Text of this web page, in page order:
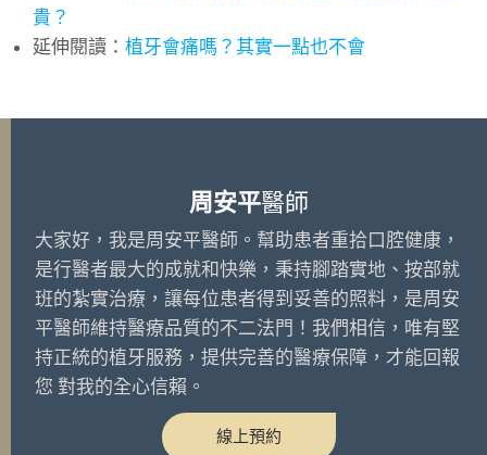
貴？
延伸閱讀： 植牙會痛嗎？其實一點也不會
周安平醫師
大家好，我是周安平醫師。幫助患者重拾口腔健康，
是行醫者最大的成就和快樂，秉持腳踏實地、按部就
班的紮實治療，讓每位患者得到妥善的照料，是周安
平醫師維持醫療品質的不二法門！我們相信，唯有堅
持正統的植牙服務，提供完善的醫療保障，才能回報
您 對我的全心信賴。
線上預約